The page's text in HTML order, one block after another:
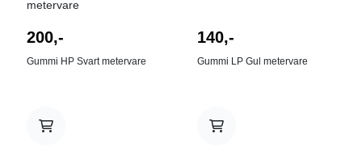
metervare
200,-
Gummi HP Svart metervare
140,-
Gummi LP Gul metervare